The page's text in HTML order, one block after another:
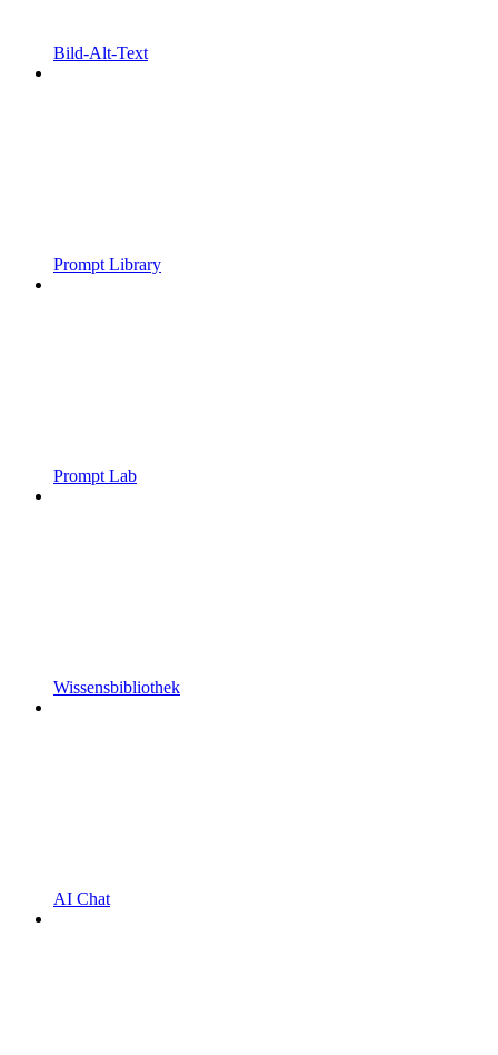
Bild-Alt-Text
Prompt Library
Prompt Lab
Wissensbibliothek
AI Chat